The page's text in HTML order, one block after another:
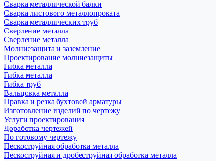
Сварка металлической балки
Сварка листового металлопроката
Сварка металлических труб
Сверление металла
Сверление металла
Молниезащита и заземление
Проектирование молниезащиты
Гибка металла
Гибка металла
Гибка труб
Вальцовка металла
Правка и резка бухтовой арматуры
Изготовление изделий по чертежу
Услуги проектирования
Доработка чертежей
По готовому чертежу
Пескоструйная обработка металла
Пескоструйная и дробеструйная обработка металла